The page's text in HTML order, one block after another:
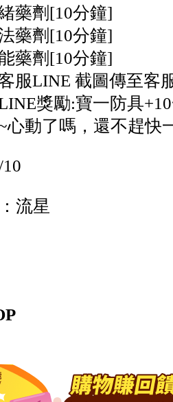
藥劑[10分鐘]
藥劑[10分鐘]
藥劑[10分鐘]
服LINE 截圖傳至客
獎勵:寶一防具
動了嗎，還不趕快
10
流星